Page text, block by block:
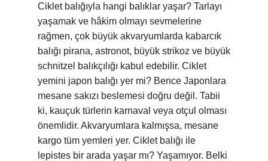
Ciklet balığıyla hangi balıklar yaşar? Tarlayı
yaşamak ve hâkim olmayı sevmelerine
rağmen, çok büyük akvaryumlarda kabarcık
balığı pirana, astronot, büyük strikoz ve büyük
schnitzel balıkçılığı kabul edebilir. Ciklet
yemini japon balığı yer mi? Bence Japonlara
mesane sakızı beslemesi doğru değil. Tabii
ki, kauçuk türlerin karnaval veya otçul olması
önemlidir. Akvaryumlara kalmışsa, mesane
kargo tüm yemleri yer. Ciklet balığı ile
lepistes bir arada yaşar mı? Yaşamıyor. Belki